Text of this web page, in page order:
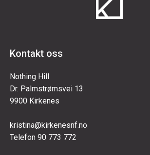
Kontakt oss
Nothing Hill
Dr. Palmstrømsvei 13
9900 Kirkenes
kristina@kirkenesnf.no
Telefon 90 773 772